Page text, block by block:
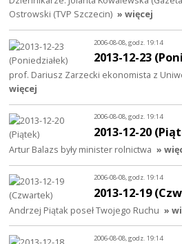
Ostrowski (TVP Szczecin) » więcej
2006-08-08, godz. 19:14
2013-12-23
prof. Dariusz Zarzecki ekonomista z
więcej
2006-08-08, godz. 19:14
2013-12-20
Artur Balazs były minister rolnictwa »
2006-08-08, godz. 19:14
2013-12-19
Andrzej Piątak poseł Twojego Ruchu »
2006-08-08, godz. 19:14